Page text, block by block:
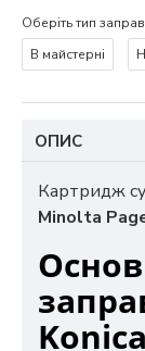
Оберіть тип
В майстерні
ОПИС
Картридж
Minolta